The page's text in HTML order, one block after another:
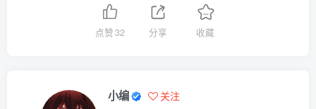
点赞32 分享 收藏
小编 关注